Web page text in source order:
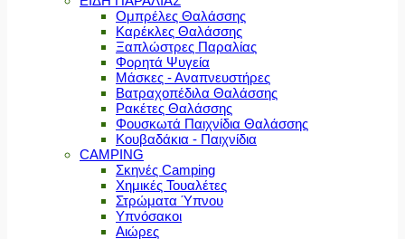
Ομπρέλες Θαλάσσης
Καρέκλες Θαλάσσης
Ξαπλώστρες Παραλίας
Φορητά Ψυγεία
Μάσκες - Αναπνευστήρες
Βατραχοπέδιλα Θαλάσσης
Ρακέτες Θαλάσσης
Φουσκωτά Παιχνίδια Θαλάσσης
Κουβαδάκια - Παιχνίδια
CAMPING
Σκηνές Camping
Χημικές Τουαλέτες
Στρώματα Ύπνου
Υπνόσακοι
Αιώρες